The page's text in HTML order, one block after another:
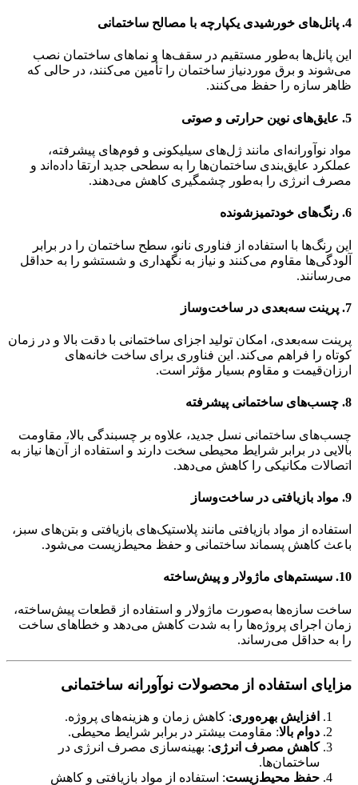
4. پانل‌های خورشیدی یکپارچه با مصالح ساختمانی
این پانل‌ها به‌طور مستقیم در سقف‌ها و نماهای ساختمان نصب
می‌شوند و برق موردنیاز ساختمان را تأمین می‌کنند، در حالی که
ظاهر سازه را حفظ می‌کنند.
5. عایق‌های نوین حرارتی و صوتی
مواد نوآورانه‌ای مانند ژل‌های سیلیکونی و فوم‌های پیشرفته،
عملکرد عایق‌بندی ساختمان‌ها را به سطحی جدید ارتقا داده‌اند و
مصرف انرژی را به‌طور چشمگیری کاهش می‌دهند.
6. رنگ‌های خودتمیزشونده
این رنگ‌ها با استفاده از فناوری نانو، سطح ساختمان را در برابر
آلودگی‌ها مقاوم می‌کنند و نیاز به نگهداری و شستشو را به حداقل
می‌رسانند.
7. پرینت سه‌بعدی در ساخت‌وساز
پرینت سه‌بعدی، امکان تولید اجزای ساختمانی با دقت بالا و در زمان
کوتاه را فراهم می‌کند. این فناوری برای ساخت خانه‌های
ارزان‌قیمت و مقاوم بسیار مؤثر است.
8. چسب‌های ساختمانی پیشرفته
چسب‌های ساختمانی نسل جدید، علاوه بر چسبندگی بالا، مقاومت
بالایی در برابر شرایط محیطی سخت دارند و استفاده از آن‌ها نیاز به
اتصالات مکانیکی را کاهش می‌دهد.
9. مواد بازیافتی در ساخت‌وساز
استفاده از مواد بازیافتی مانند پلاستیک‌های بازیافتی و بتن‌های سبز،
باعث کاهش پسماند ساختمانی و حفظ محیط‌زیست می‌شود.
10. سیستم‌های ماژولار و پیش‌ساخته
ساخت سازه‌ها به‌صورت ماژولار و استفاده از قطعات پیش‌ساخته،
زمان اجرای پروژه‌ها را به شدت کاهش می‌دهد و خطاهای ساخت
را به حداقل می‌رساند.
مزایای استفاده از محصولات نوآورانه ساختمانی
افزایش بهره‌وری: کاهش زمان و هزینه‌های پروژه.
دوام بالا: مقاومت بیشتر در برابر شرایط محیطی.
کاهش مصرف انرژی: بهینه‌سازی مصرف انرژی در
ساختمان‌ها.
حفظ محیط‌زیست: استفاده از مواد بازیافتی و کاهش